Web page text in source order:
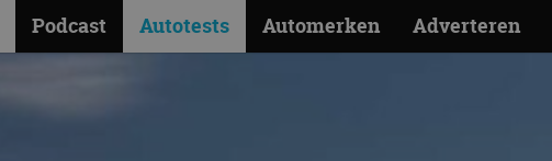
Podcast Autotests Automerken Adverteren